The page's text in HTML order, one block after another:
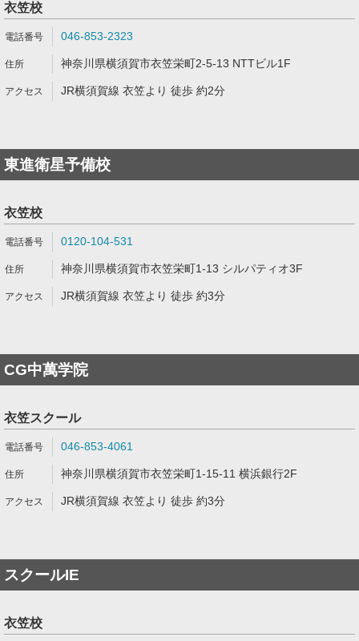
衣笠校
046-853-2323
神奈川県横須賀市衣笠栄町2-5-13 NTTビル1F
JR横須賀線 衣笠より 徒歩 約2分
東進衛星予備校
衣笠校
0120-104-531
神奈川県横須賀市衣笠栄町1-13 シルパティオ3F
JR横須賀線 衣笠より 徒歩 約3分
CG中萬学院
衣笠スクール
046-853-4061
神奈川県横須賀市衣笠栄町1-15-11 横浜銀行2F
JR横須賀線 衣笠より 徒歩 約3分
スクールIE
衣笠校